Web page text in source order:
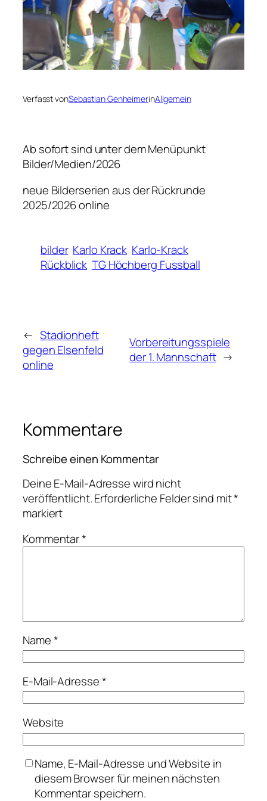
Verfasst vonSebastian GenheimerinAllgemein
Ab sofort sind unter dem Menüpunkt
Bilder/Medien/2026
neue Bilderserien aus der Rückrunde
2025/2026 online
bilder Karlo Krack Karlo-Krack
Rückblick TG Höchberg Fussball
← Stadionheft
gegen Elsenfeld
online
Vorbereitungsspiele
der 1. Mannschaft →
Kommentare
Schreibe einen Kommentar
Deine E-Mail-Adresse wird nicht
veröffentlicht.Erforderliche Felder sind mit*
markiert
Kommentar*
Name*
E-Mail-Adresse*
Website
Name, E-Mail-Adresse und Website in
diesem Browser für meinen nächsten
Kommentar speichern.